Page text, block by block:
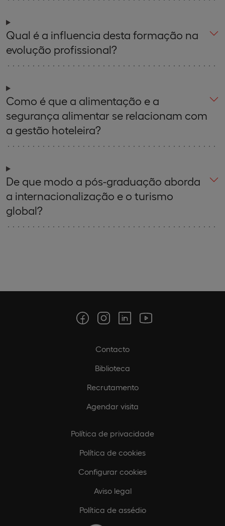
Qual é a influencia desta formação na
evolução profissional?
Como é que a alimentação e a
segurança alimentar se relacionam com
a gestão hoteleira?
De que modo a pós-graduação aborda
a internacionalização e o turismo
global?
Contacto
Biblioteca
Recrutamento
Agendar visita
Política de privacidade
Política de cookies
Configurar cookies
Aviso legal
Política de assédio